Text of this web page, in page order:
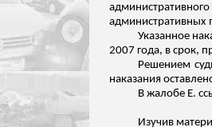
административных
Указанное
2007 года, в срок,
Решением
наказания
В жалобе Е.
Изучив